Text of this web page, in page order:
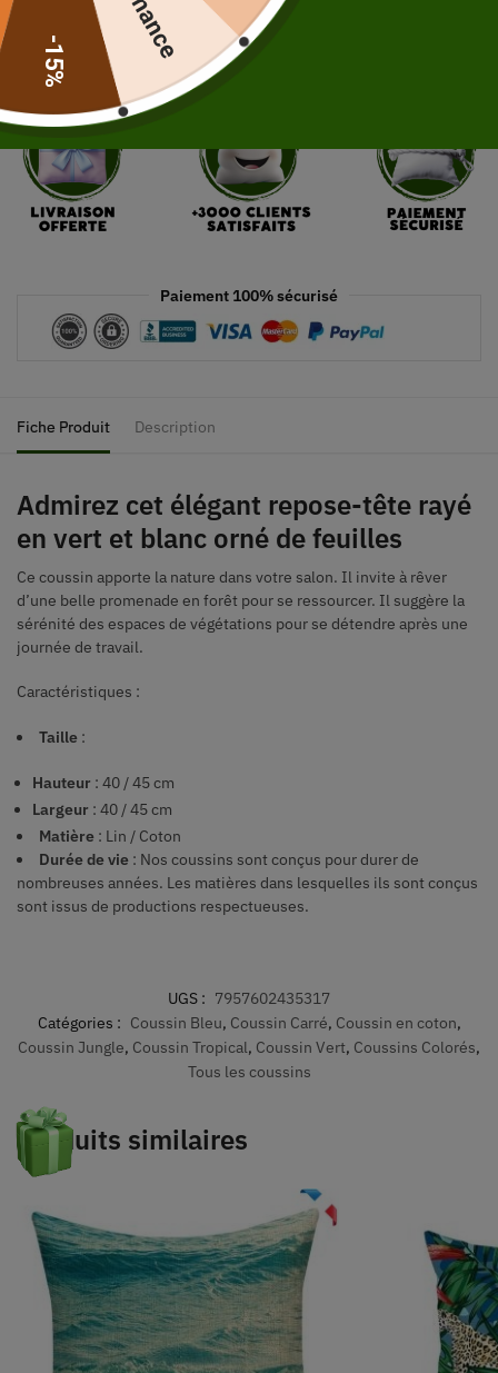
Ajouter au panier
Paiement 100% sécurisé
Fiche Produit Description
Admirez cet élégant repose-tête rayé
en vert et blanc orné de feuilles
Ce coussin apporte la nature dans votre salon. Il invite à rêver
d’une belle promenade en forêt pour se ressourcer. Il suggère la
sérénité des espaces de végétations pour se détendre après une
journée de travail.
Caractéristiques :
Taille :
Hauteur : 40 / 45 cm
Largeur : 40 / 45 cm
Matière : Lin / Coton
Durée de vie : Nos coussins sont conçus pour durer de
nombreuses années. Les matières dans lesquelles ils sont conçus
sont issus de productions respectueuses.
UGS : 7957602435317
Catégories : Coussin Bleu, Coussin Carré, Coussin en coton,
Coussin Jungle, Coussin Tropical, Coussin Vert, Coussins Colorés,
Tous les coussins
Produits similaires
-15%